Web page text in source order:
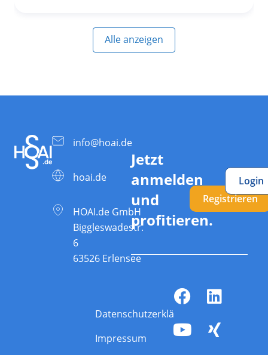
Alle anzeigen
info@hoai.de
hoai.de
HOAI.de GmbH
Biggleswadestr.
6
63526 Erlensee
Jetzt
anmelden
und
profitieren.
Registrieren
Login
Datenschutzerklärung
Impressum